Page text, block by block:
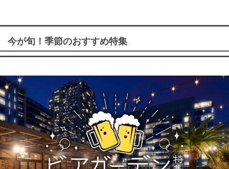
今が旬！季節のおすすめ特集